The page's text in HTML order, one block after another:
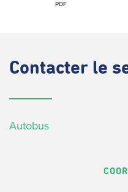
PDF
Contacter le
Autobus